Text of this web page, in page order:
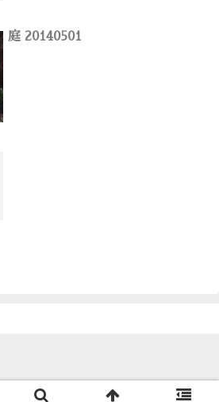
庭 20140501
古海鐘一 Showichi Furumi.